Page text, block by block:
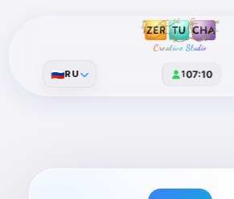
Creative Studio
107:10
🇷🇺RU